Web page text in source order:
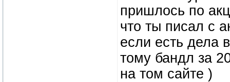
пришлось по
что ты писал с
если есть дела
тому бандл за
на том сайте )